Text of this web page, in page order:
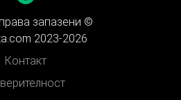
запазени ©
2023-2026
Контакт